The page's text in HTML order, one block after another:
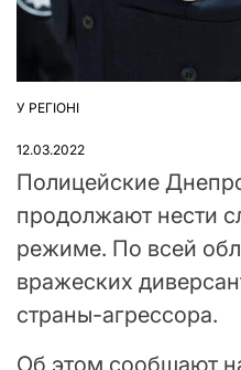
ОПУБЛІКУВАТИ
У РЕГІОНІ
12.03.2022
Полицейские
продолжают нести
режиме. По всей
вражеских
страны-агрессора.
Об этом сообщают